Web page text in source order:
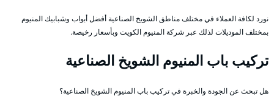
نورد لكافة العملاء في مختلف مناطق الشويخ الصناعية أفضل أبواب وشبابيك المنيوم
بمختلف الموديلات لذلك عبر شركة المنيوم الكويت وبأسعار رخيصة.
تركيب باب المنيوم الشويخ الصناعية
هل تبحث عن الجودة والخبرة في تركيب باب المنيوم الشويخ الصناعية؟